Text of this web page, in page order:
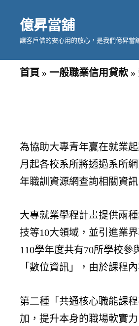
億昇當舖
讓客戶借的安心用的放心，是我們億昇當
首頁 » 一般職業信用貸款 »
為協助大專青年贏在就業
月起各校系所將透過系所
年職訓資源網查詢相關資訊
大專就業學程計畫提供兩
技等10大領域，並引進業
110學年度共有70所學校
「數位資訊」，由於課程
第二種「共通核心職能課
加，提升本身的職場軟實力